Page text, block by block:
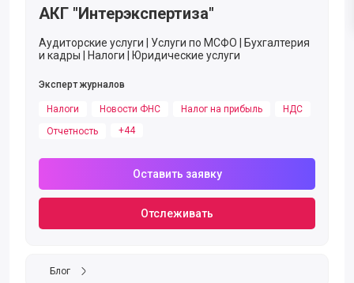
АКГ "Интерэкспертиза"
Аудиторские услуги | Услуги по МСФО | Бухгалтерия
и кадры | Налоги | Юридические услуги
Эксперт журналов
Налоги Новости ФНС Налог на прибыль
НДС
Отчетность
+44
Оставить заявку
Отслеживать
Блог